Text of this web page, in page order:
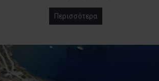
Περισσότερα